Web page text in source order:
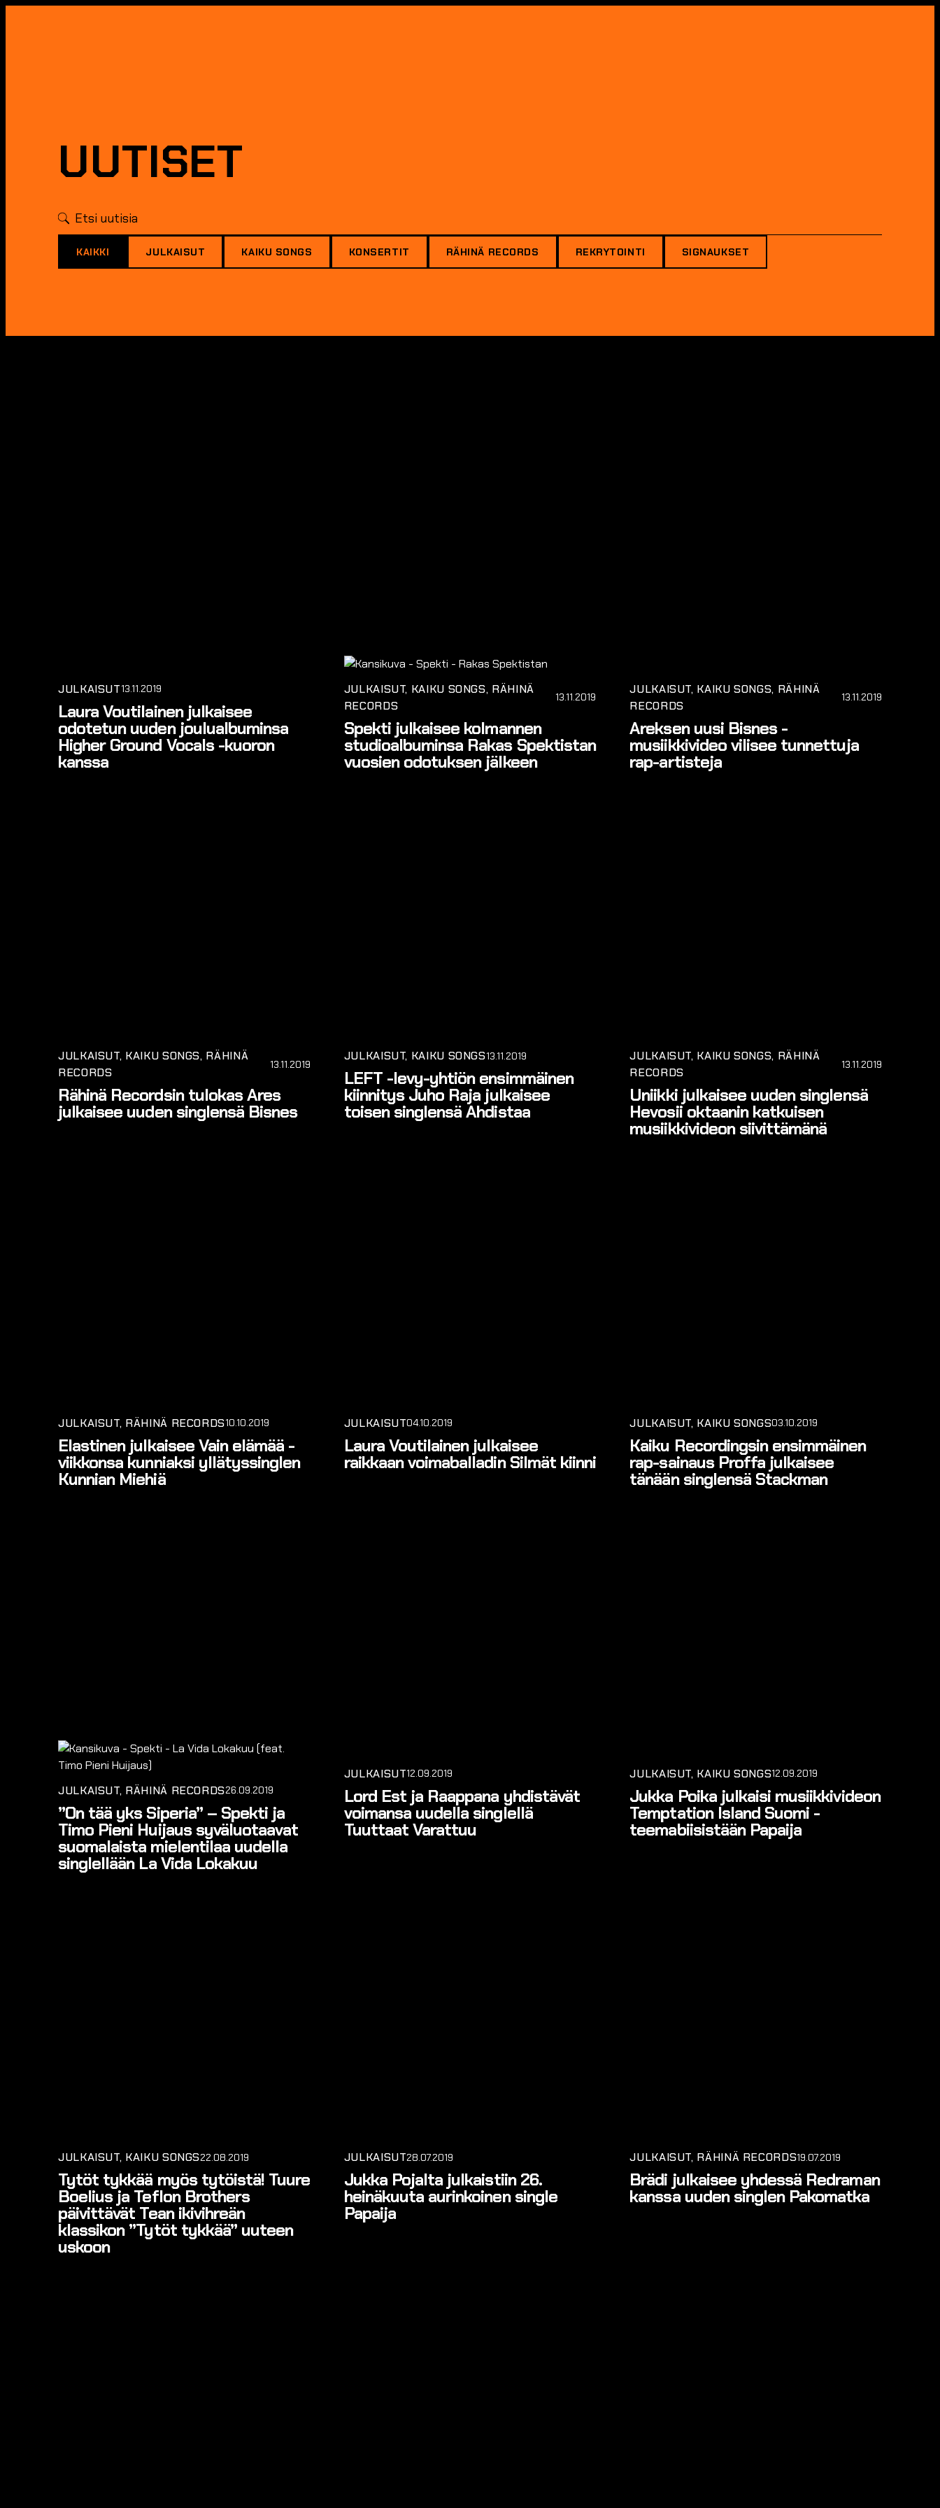
UUTISET
KAIKKI JULKAISUT KAIKU SONGS KONSERTIT RÄHINÄ RECORDS REKRYTOINTI SIGNAUKSET
JULKAISUT13.11.2019
Laura Voutilainen julkaisee
odotetun uuden joulualbuminsa
Higher Ground Vocals -kuoron
kanssa
JULKAISUT KAIKU SONGS RÄHINÄ
RECORDS
13.11.2019
Spekti julkaisee kolmannen
studioalbuminsa Rakas Spektistan
vuosien odotuksen jälkeen
JULKAISUT KAIKU SONGS RÄHINÄ
RECORDS
13.11.2019
Areksen uusi Bisnes -
musiikkivideo vilisee tunnettuja
rap-artisteja
JULKAISUT KAIKU SONGS RÄHINÄ
RECORDS
13.11.2019
Rähinä Recordsin tulokas Ares
julkaisee uuden singlensä Bisnes
JULKAISUT KAIKU SONGS13.11.2019
LEFT -levy-yhtiön ensimmäinen
kiinnitys Juho Raja julkaisee
toisen singlensä Ahdistaa
JULKAISUT KAIKU SONGS RÄHINÄ
RECORDS
13.11.2019
Uniikki julkaisee uuden singlensä
Hevosii oktaanin katkuisen
musiikkivideon siivittämänä
JULKAISUT RÄHINÄ RECORDS10.10.2019
Elastinen julkaisee Vain elämää -
viikkonsa kunniaksi yllätyssinglen
Kunnian Miehiä
JULKAISUT04.10.2019
Laura Voutilainen julkaisee
raikkaan voimaballadin Silmät kiinni
JULKAISUT KAIKU SONGS03.10.2019
Kaiku Recordingsin ensimmäinen
rap-sainaus Proffa julkaisee
tänään singlensä Stackman
JULKAISUT RÄHINÄ RECORDS26.09.2019
”On tää yks Siperia” – Spekti ja
Timo Pieni Huijaus syväluotaavat
suomalaista mielentilaa uudella
singlellään La Vida Lokakuu
JULKAISUT12.09.2019
Lord Est ja Raappana yhdistävät
voimansa uudella singlellä
Tuuttaat Varattuu
JULKAISUT KAIKU SONGS12.09.2019
Jukka Poika julkaisi musiikkivideon
Temptation Island Suomi -
teemabiisistään Papaija
JULKAISUT KAIKU SONGS22.08.2019
Tytöt tykkää myös tytöistä! Tuure
Boelius ja Teflon Brothers
päivittävät Tean ikivihreän
klassikon ”Tytöt tykkää” uuteen
uskoon
JULKAISUT28.07.2019
Jukka Pojalta julkaistiin 26.
heinäkuuta aurinkoinen single
Papaija
JULKAISUT RÄHINÄ RECORDS19.07.2019
Brädi julkaisee yhdessä Redraman
kanssa uuden singlen Pakomatka